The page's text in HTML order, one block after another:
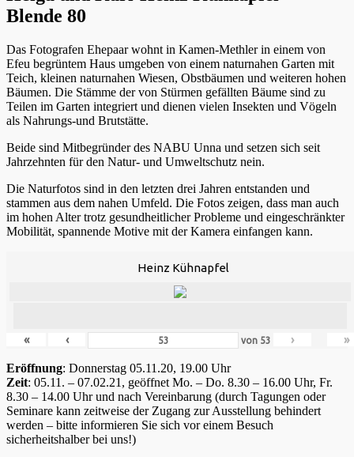
Blende 80
Das Fotografen Ehepaar wohnt in Kamen-Methler in einem von
Efeu begrüntem Haus umgeben von einem naturnahen Garten mit
Teich, kleinen naturnahen Wiesen, Obstbäumen und weiteren hohen
Bäumen. Die Stämme der von Stürmen gefällten Bäume sind zu
Teilen im Garten integriert und dienen vielen Insekten und Vögeln
als Nahrungs-und Brutstätte.
Beide sind Mitbegründer des NABU Unna und setzen sich seit
Jahrzehnten für den Natur- und Umweltschutz nein.
Die Naturfotos sind in den letzten drei Jahren entstanden und
stammen aus dem nahen Umfeld. Die Fotos zeigen, dass man auch
im hohen Alter trotz gesundheitlicher Probleme und eingeschränkter
Mobilität, spannende Motive mit der Kamera einfangen kann.
Heinz Kühnapfel
« ‹ von 53 › »
Eröffnung: Donnerstag 05.11.20, 19.00 Uhr
Zeit: 05.11. – 07.02.21, geöffnet Mo. – Do. 8.30 – 16.00 Uhr, Fr.
8.30 – 14.00 Uhr und nach Vereinbarung (durch Tagungen oder
Seminare kann zeitweise der Zugang zur Ausstellung behindert
werden – bitte informieren Sie sich vor einem Besuch
sicherheitshalber bei uns!)